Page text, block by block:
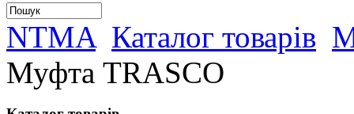
NTMA Каталог товарів
Муфта TRASCO